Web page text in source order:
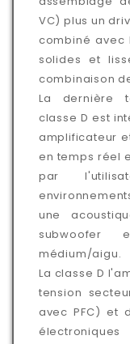
VC) plus un
combiné avec
solides et
combinaison
La dernière
classe D est
amplificateur
en temps réel
par
une
subwoofer
médium/aigu.
La classe D
tension
avec PFC) et